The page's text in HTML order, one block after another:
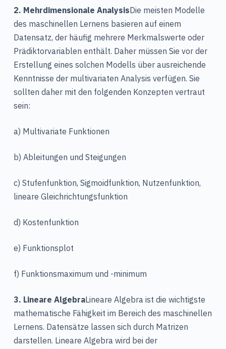
2. Mehrdimensionale AnalysisDie meisten Modelle
des maschinellen Lernens basieren auf einem
Datensatz, der häufig mehrere Merkmalswerte oder
Prädiktorvariablen enthält. Daher müssen Sie vor der
Erstellung eines solchen Modells über ausreichende
Kenntnisse der multivariaten Analysis verfügen. Sie
sollten daher mit den folgenden Konzepten vertraut
sein:
a) Multivariate Funktionen
b) Ableitungen und Steigungen
c) Stufenfunktion, Sigmoidfunktion, Nutzenfunktion,
lineare Gleichrichtungsfunktion
d) Kostenfunktion
e) Funktionsplot
f) Funktionsmaximum und -minimum
3. Lineare AlgebraLineare Algebra ist die wichtigste
mathematische Fähigkeit im Bereich des maschinellen
Lernens. Datensätze lassen sich durch Matrizen
darstellen. Lineare Algebra wird bei der